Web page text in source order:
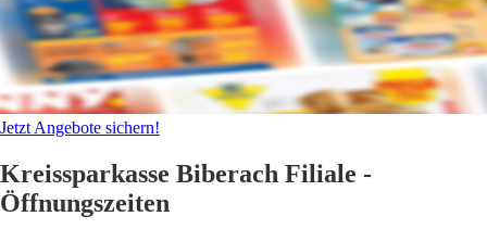
Jetzt Angebote sichern!
Kreissparkasse Biberach Filiale -
Öffnungszeiten